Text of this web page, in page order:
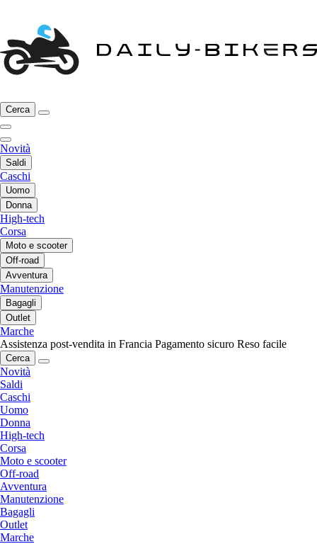
Cerca
Novità
Saldi
Caschi
Uomo
Donna
High-tech
Corsa
Moto e scooter
Off-road
Avventura
Manutenzione
Bagagli
Outlet
Marche
Assistenza post-vendita in Francia Pagamento sicuro Reso facile
Cerca
Novità
Saldi
Caschi
Uomo
Donna
High-tech
Corsa
Moto e scooter
Off-road
Avventura
Manutenzione
Bagagli
Outlet
Marche